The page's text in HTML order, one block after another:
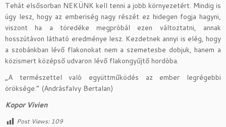
Tehát elsősorban NEKÜNK kell tenni a jobb környezetért. Mindig is
úgy lesz, hogy az emberiség nagy részét ez hidegen fogja hagyni,
viszont ha a töredéke megpróbál ezen változtatni, annak
hosszútávon látható eredménye lesz. Kezdetnek annyi is elég, hogy
a szobánkban lévő flakonokat nem a szemetesbe dobjuk, hanem a
közismert középső udvaron lévő flakongyűjtő hordóba.
„A természettel való együttműködés az ember legrégebbi
öröksége.” (Andrásfalvy Bertalan)
Kopor Vivien
Post Views:109